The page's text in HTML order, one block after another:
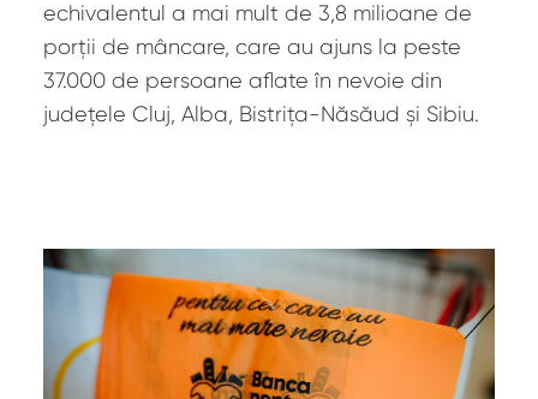
echivalentul a mai mult de 3,8 milioane de
porții de mâncare, care au ajuns la peste
37.000 de persoane aflate în nevoie din
județele Cluj, Alba, Bistrița-Năsăud și Sibiu.